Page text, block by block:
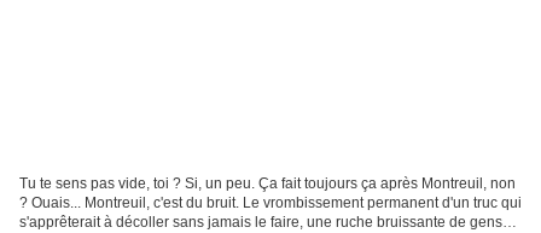
Tu te sens pas vide, toi ? Si, un peu. Ça fait toujours ça après Montreuil, non
? Ouais... Montreuil, c'est du bruit. Le vrombissement permanent d'un truc qui
s'apprêterait à décoller sans jamais le faire, une ruche bruissante de gens